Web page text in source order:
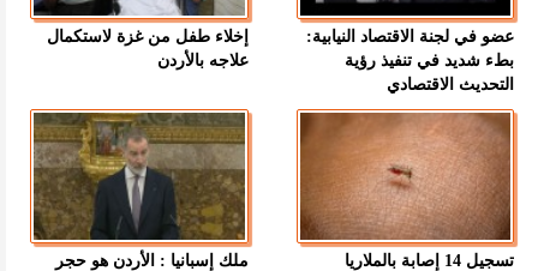
عضو في لجنة الاقتصاد النيابية:
بطء شديد في تنفيذ رؤية
التحديث الاقتصادي
إخلاء طفل من غزة لاستكمال
علاجه بالأردن
تسجيل 14 إصابة بالملاريا
ملك إسبانيا : الأردن هو حجر